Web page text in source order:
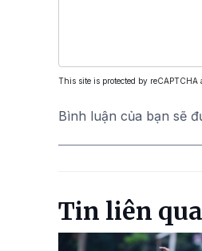
This site is protected by reCAPTCHA
Bình luận của bạn sẽ
Tin liên